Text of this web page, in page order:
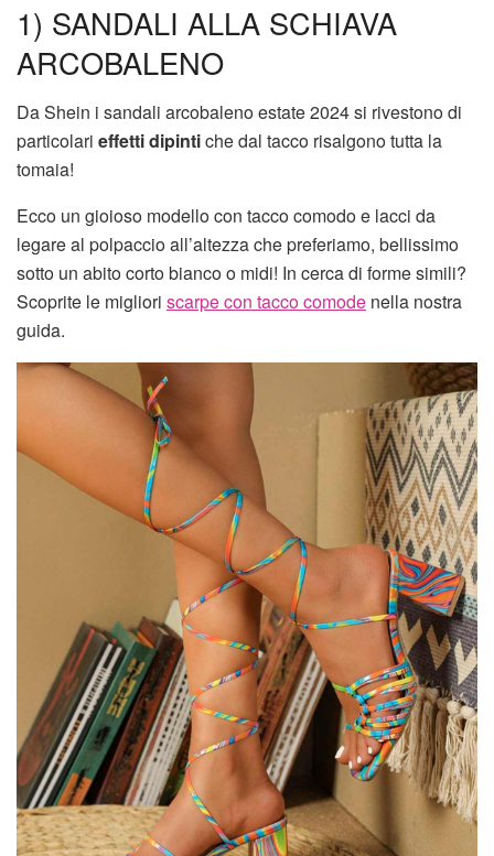
1) SANDALI ALLA SCHIAVA
ARCOBALENO
Da Shein i sandali arcobaleno estate 2024 si rivestono di
particolari effetti dipintiche dal tacco risalgono tutta la
tomaia!
Ecco un gioioso modello con tacco comodo e lacci da
legare al polpaccio all’altezza che preferiamo, bellissimo
sotto un abito corto bianco o midi! In cerca di forme simili?
Scoprite le migliori scarpe con tacco comode nella nostra
guida.